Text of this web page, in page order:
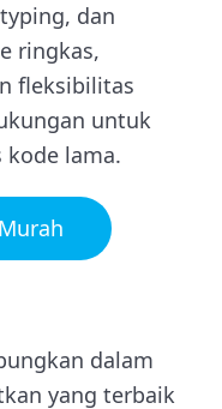
dan
ringkas,
fleksibilitas
untuk
kode lama.
dalam
yang terbaik